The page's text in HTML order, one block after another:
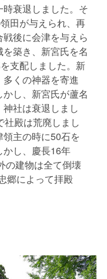
衰退しました。そ
田が与えられ、再
後に会津を与えら
築き、新宮氏を名
支配しました。新
くの神器を寄進
し、新宮氏が蘆名
社は衰退しまし
社殿は荒廃しまし
主の時に50石を
し、慶長16年
の建物は全て倒壊
郷によって拝殿